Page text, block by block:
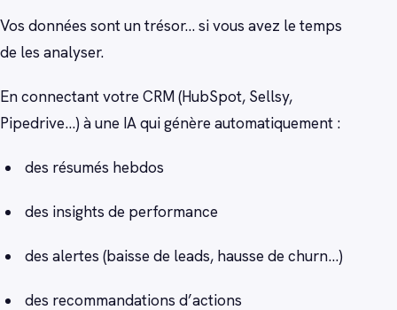
Vos données sont un trésor… si vous avez le temps
de les analyser.
En connectant votre CRM (HubSpot, Sellsy,
Pipedrive…) à une IA qui génère automatiquement :
des résumés hebdos
des insights de performance
des alertes (baisse de leads, hausse de churn…)
des recommandations d’actions